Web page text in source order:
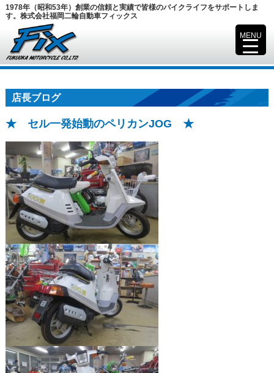
1978年（昭和53年）創業の信頼と実績で皆様のバイクライフをサポートしま
す。株式会社福岡二輪自動車フィックス
店長ブログ
★ セル一発始動のペリカンJOG ★
MENU
▼